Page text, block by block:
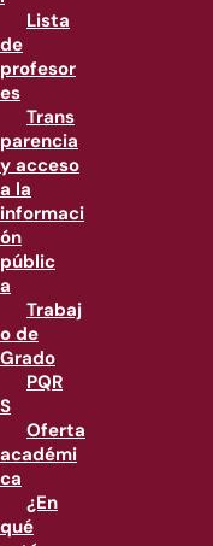
Lista
de
profesor
es
Trans
parencia
y acceso
a la
informaci
ón
públic
a
Trabaj
o de
Grado
PQR
S
Oferta
académi
ca
¿En
qué